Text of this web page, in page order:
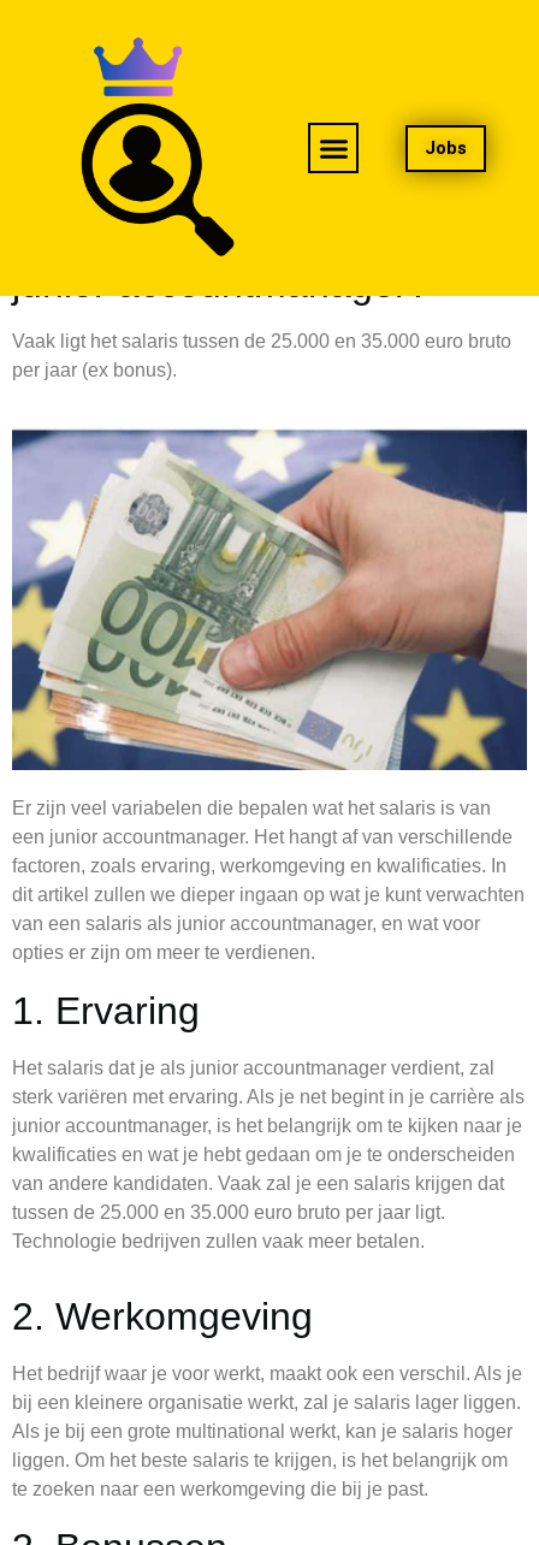
Jobs
Wat is het salaris van een
junior accountmanager?
Vaak ligt het salaris tussen de 25.000 en 35.000 euro bruto
per jaar (ex bonus).
Er zijn veel variabelen die bepalen wat het salaris is van
een junior accountmanager. Het hangt af van verschillende
factoren, zoals ervaring, werkomgeving en kwalificaties. In
dit artikel zullen we dieper ingaan op wat je kunt verwachten
van een salaris als junior accountmanager, en wat voor
opties er zijn om meer te verdienen.
1. Ervaring
Het salaris dat je als junior accountmanager verdient, zal
sterk variëren met ervaring. Als je net begint in je carrière als
junior accountmanager, is het belangrijk om te kijken naar je
kwalificaties en wat je hebt gedaan om je te onderscheiden
van andere kandidaten. Vaak zal je een salaris krijgen dat
tussen de 25.000 en 35.000 euro bruto per jaar ligt.
Technologie bedrijven zullen vaak meer betalen.
2. Werkomgeving
Het bedrijf waar je voor werkt, maakt ook een verschil. Als je
bij een kleinere organisatie werkt, zal je salaris lager liggen.
Als je bij een grote multinational werkt, kan je salaris hoger
liggen. Om het beste salaris te krijgen, is het belangrijk om
te zoeken naar een werkomgeving die bij je past.